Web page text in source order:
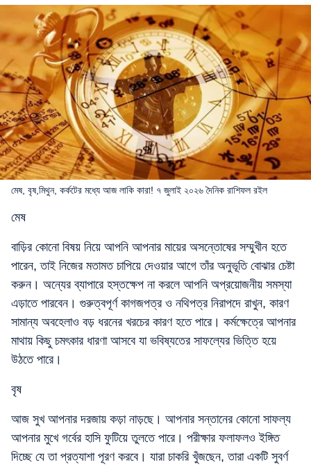
মেষ, বৃষ,মিথুন, কর্কটের মধ্যে আজ লাকি কারা! ৭ জুলাই ২০২৬ দৈনিক রাশিফল রইল
মেষ
বাড়ির কোনো বিষয় নিয়ে আপনি আপনার মায়ের অসন্তোষের সম্মুখীন হতে
পারেন, তাই নিজের মতামত চাপিয়ে দেওয়ার আগে তাঁর অনুভূতি বোঝার চেষ্টা
করুন। অন্যের ব্যাপারে হস্তক্ষেপ না করলে আপনি অপ্রয়োজনীয় সমস্যা
এড়াতে পারবেন। গুরুত্বপূর্ণ কাগজপত্র ও নথিপত্র নিরাপদে রাখুন, কারণ
সামান্য অবহেলাও বড় ধরনের খরচের কারণ হতে পারে। কর্মক্ষেত্রে আপনার
মাথায় কিছু চমৎকার ধারণা আসবে যা ভবিষ্যতের সাফল্যের ভিত্তি হয়ে
উঠতে পারে।
বৃষ
আজ সুখ আপনার দরজায় কড়া নাড়ছে। আপনার সন্তানের কোনো সাফল্য
আপনার মুখে গর্বের হাসি ফুটিয়ে তুলতে পারে। পরীক্ষার ফলাফলও ইঙ্গিত
দিচ্ছে যে তা প্রত্যাশা পূরণ করবে। যারা চাকরি খুঁজছেন, তারা একটি সুবর্ণ